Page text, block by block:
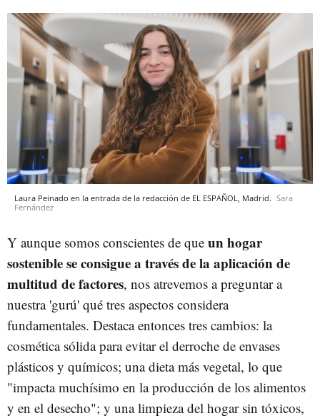
Laura Peinado en la entrada de la redacción de EL ESPAÑOL, Madrid. Sara
Fernández
Y aunque somos conscientes de que un hogar
sostenible se consigue a través de la aplicación de
multitud de factores, nos atrevemos a preguntar a
nuestra 'gurú' qué tres aspectos considera
fundamentales. Destaca entonces tres cambios: la
cosmética sólida para evitar el derroche de envases
plásticos y químicos; una dieta más vegetal, lo que
"impacta muchísimo en la producción de los alimentos
y en el desecho"; y una limpieza del hogar sin tóxicos,